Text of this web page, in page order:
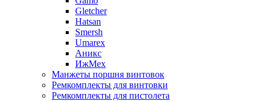
Gletcher
Hatsan
Smersh
Umarex
Аникс
ИжМех
Манжеты поршня винтовок
Ремкомплекты для винтовки
Ремкомплекты для пистолета